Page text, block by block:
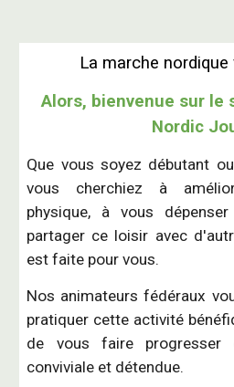
La marche
Alors, bienvenue sur le
Nordic
Que vous soyez débutant
vous cherchiez à
physique, à vous
partager ce loisir avec
est faite pour vous.
Nos animateurs fédéraux
pratiquer cette activité
de vous faire progresser
conviviale et détendue.